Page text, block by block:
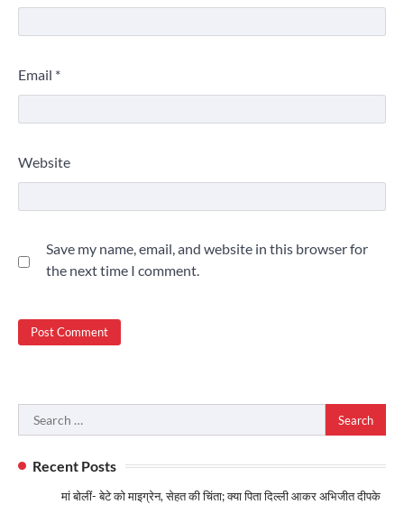
Email *
Website
Save my name, email, and website in this browser for
the next time I comment.
Search
for:
Recent Posts
मां बोलीं- बेटे को माइग्रेन, सेहत की चिंता; क्या पिता दिल्ली आकर अभिजीत दीपके